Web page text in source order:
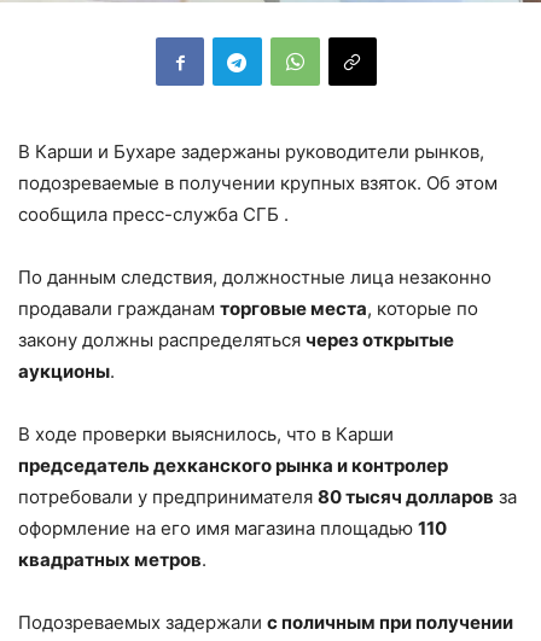
В Карши и Бухаре задержаны руководители рынков,
подозреваемые в получении крупных взяток. Об этом
сообщила пресс-служба СГБ .
По данным следствия, должностные лица незаконно
продавали гражданам торговые места, которые по
закону должны распределяться через открытые
аукционы.
В ходе проверки выяснилось, что в Карши
председатель дехканского рынка и контролер
потребовали у предпринимателя 80 тысяч долларов за
оформление на его имя магазина площадью 110
квадратных метров.
Подозреваемых задержали с поличным при получении